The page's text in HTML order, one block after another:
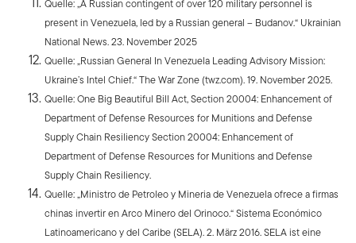
Quelle: „A Russian contingent of over 120 military personnel is
present in Venezuela, led by a Russian general – Budanov.“ Ukrainian
National News. 23. November 2025
Quelle: „Russian General In Venezuela Leading Advisory Mission:
Ukraine’s Intel Chief.“ The War Zone (twz.com). 19. November 2025.
Quelle: One Big Beautiful Bill Act, Section 20004: Enhancement of
Department of Defense Resources for Munitions and Defense
Supply Chain Resiliency Section 20004: Enhancement of
Department of Defense Resources for Munitions and Defense
Supply Chain Resiliency.
Quelle: „Ministro de Petroleo y Mineria de Venezuela ofrece a firmas
chinas invertir en Arco Minero del Orinoco.“ Sistema Económico
Latinoamericano y del Caribe (SELA). 2. März 2016. SELA ist eine